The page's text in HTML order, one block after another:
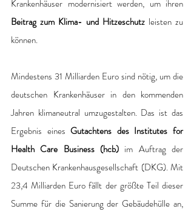
Beitrag zum Klima- und Hitzeschutz leisten zu
können.
Mindestens 31 Milliarden Euro sind nötig, um die
deutschen Krankenhäuser in den kommenden
Jahren klimaneutral umzugestalten. Das ist das
Ergebnis eines Gutachtens des Institutes for
Health Care Business (hcb) im Auftrag der
Deutschen Krankenhausgesellschaft (DKG). Mit
23,4 Milliarden Euro fällt der größte Teil dieser
Summe für die Sanierung der Gebäudehülle an,